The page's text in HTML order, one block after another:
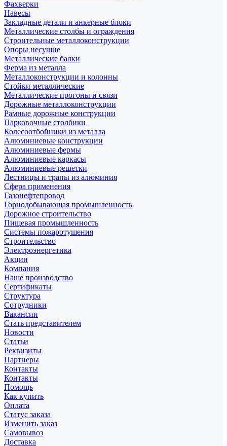
Фахверки
Навесы
Закладные детали и анкерные блоки
Металлические столбы и ограждения
Строительные металлоконструкции
Опоры несущие
Металлические балки
Ферма из металла
Металлоконструкции и колонны
Стойки металлические
Металлические прогоны и связи
Дорожные металлоконструкции
Рамные дорожные конструкции
Парковочные столбики
Колесоотбойники из металла
Алюминиевые конструкции
Алюминиевые фермы
Алюминиевые каркасы
Алюминиевые решетки
Лестницы и трапы из алюминия
Сфера применения
Газонефтепровод
Горнодобывающая промышленность
Дорожное строительство
Пищевая промышленность
Системы пожаротушения
Строительство
Электроэнергетика
Акции
Компания
Наше производство
Сертификаты
Структура
Сотрудники
Вакансии
Стать представителем
Новости
Статьи
Реквизиты
Партнеры
Контакты
Контакты
Помощь
Как купить
Оплата
Статус заказа
Изменить заказ
Самовывоз
Доставка